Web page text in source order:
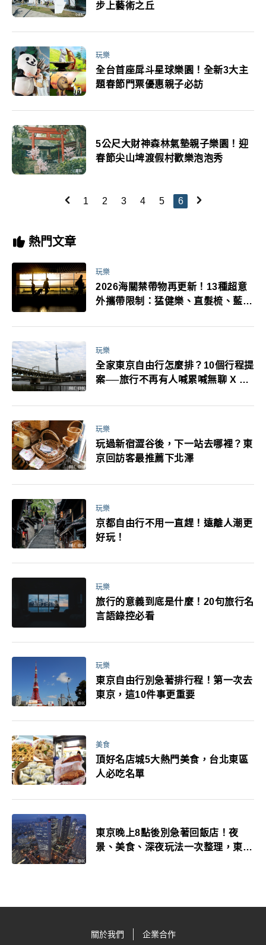
步上藝術之丘
玩樂
全台首座戽斗星球樂園！全新3大主
題春節門票優惠親子必訪
5公尺大財神森林氣墊親子樂園！迎
春節尖山埤渡假村歡樂泡泡秀
1 2 3 4 5 6
熱門文章
玩樂
2026海關禁帶物再更新！13種超意
外攜帶限制：猛健樂、直髮梳、藍牙
萬！注意事項一次看！
玩樂
全家東京自由行怎麼排？10個行程提
案──旅行不再有人喊累喊無聊 X 爸
玩樂
玩過新宿澀谷後，下一站去哪裡？東
京回訪客最推薦下北澤
玩樂
京都自由行不用一直趕！遠離人潮更
好玩！
玩樂
旅行的意義到底是什麼！20句旅行名
言語錄控必看
玩樂
東京自由行別急著排行程！第一次去
東京，這10件事更重要
美食
頂好名店城5大熱門美食，台北東區
人必吃名單
東京晚上8點後別急著回飯店！夜
景、美食、深夜玩法一次整理，東京
關於我們 企業合作